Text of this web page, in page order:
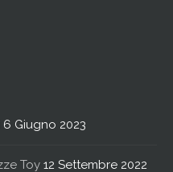
6 Giugno 2023
Toy 12 Settembre 2022